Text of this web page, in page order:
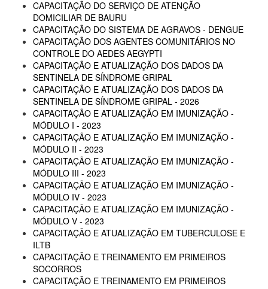
CAPACITAÇÃO DO SERVIÇO DE ATENÇÃO
DOMICILIAR DE BAURU
CAPACITAÇÃO DO SISTEMA DE AGRAVOS - DENGUE
CAPACITAÇÃO DOS AGENTES COMUNITÁRIOS NO
CONTROLE DO AEDES AEGYPTI
CAPACITAÇÃO E ATUALIZAÇÃO DOS DADOS DA
SENTINELA DE SÍNDROME GRIPAL
CAPACITAÇÃO E ATUALIZAÇÃO DOS DADOS DA
SENTINELA DE SÍNDROME GRIPAL - 2026
CAPACITAÇÃO E ATUALIZAÇÃO EM IMUNIZAÇÃO -
MÓDULO I - 2023
CAPACITAÇÃO E ATUALIZAÇÃO EM IMUNIZAÇÃO -
MÓDULO II - 2023
CAPACITAÇÃO E ATUALIZAÇÃO EM IMUNIZAÇÃO -
MÓDULO III - 2023
CAPACITAÇÃO E ATUALIZAÇÃO EM IMUNIZAÇÃO -
MÓDULO IV - 2023
CAPACITAÇÃO E ATUALIZAÇÃO EM IMUNIZAÇÃO -
MÓDULO V - 2023
CAPACITAÇÃO E ATUALIZAÇÃO EM TUBERCULOSE E
ILTB
CAPACITAÇÃO E TREINAMENTO EM PRIMEIROS
SOCORROS
CAPACITAÇÃO E TREINAMENTO EM PRIMEIROS